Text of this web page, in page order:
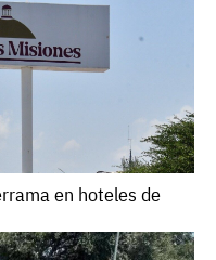
en hoteles de